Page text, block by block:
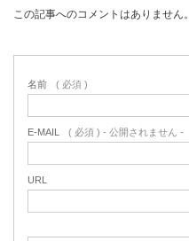
この記事へのコメントはありません。
名前 ( 必須 )
E-MAIL ( 必須 ) - 公開されません -
URL